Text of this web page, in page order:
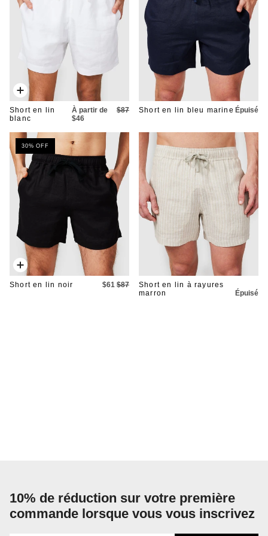
Ajout
rapide
Short en lin
blanc
À partir de
$46
$87 Short en lin bleu marine Épuisé
30% OFF
Ajout
rapide
Short en lin noir $61 $87
Short en lin à rayures
marron
Épuisé
10% de réduction sur votre première
commande lorsque vous vous inscrivez